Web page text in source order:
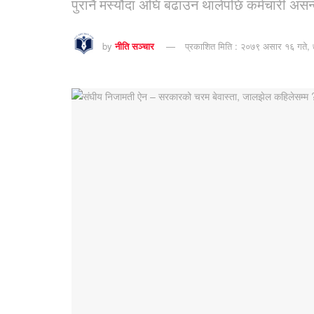
पुरानै मस्यौदा अघि बढाउन थालेपछि कर्मचारी
by नीति सञ्चार प्रकाशित मिति : २०७९ असार १६